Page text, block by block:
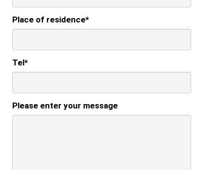
Place of residence*
Tel*
Please enter your message